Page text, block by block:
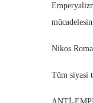
Nikos
Tüm siyasi